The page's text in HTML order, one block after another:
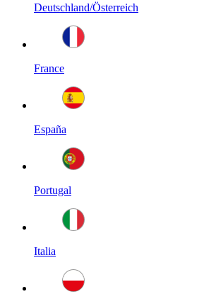
Deutschland/Österreich
France
España
Portugal
Italia